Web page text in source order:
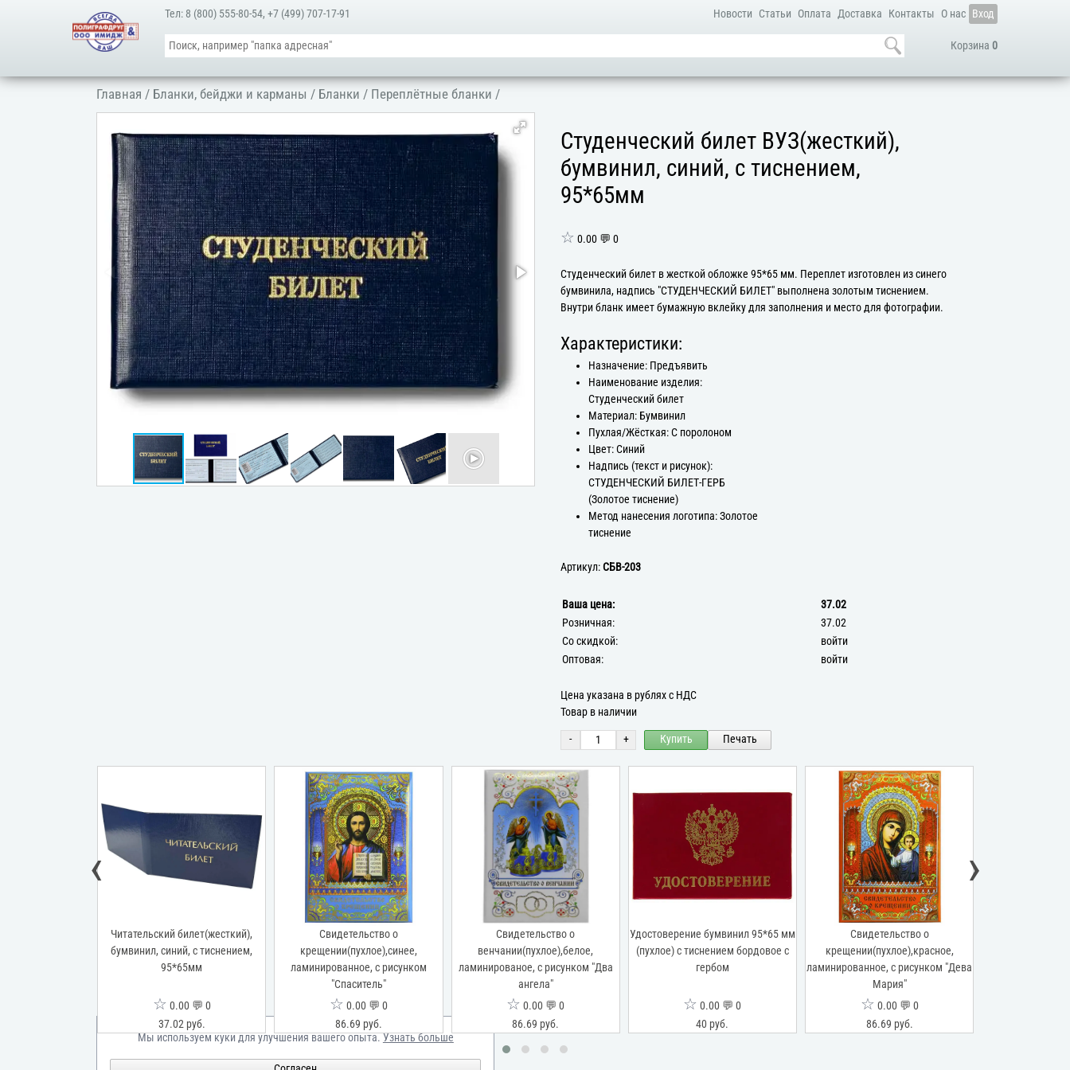
Новости Статьи Оплата Доставка Контакты О нас Вход
Корзина 0
Тел: 8 (800) 555-80-54,+7 (499) 707-17-91
Главная / Бланки, бейджи и карманы / Бланки / Переплётные бланки /
Студенческий билет ВУЗ(жесткий),
бумвинил, синий, с тиснением,
95*65мм
☆ 0.00 💬 0
Студенческий билет в жесткой обложке 95*65 мм. Переплет изготовлен из синего
бумвинила, надпись "СТУДЕНЧЕСКИЙ БИЛЕТ" выполнена золотым тиснением.
Внутри бланк имеет бумажную вклейку для заполнения и место для фотографии.
Характеристики:
Назначение: Предъявить
Наименование изделия:
Студенческий билет
Материал: Бумвинил
Пухлая/Жёсткая: С поролоном
Цвет: Синий
Надпись (текст и рисунок):
СТУДЕНЧЕСКИЙ БИЛЕТ-ГЕРБ
(Золотое тиснение)
Метод нанесения логотипа: Золотое
тиснение
Артикул:СБВ-203
Ваша цена:
37.02
Розничная:
37.02
Со скидкой:
войти
Оптовая:
войти
Цена указана в рублях с НДС
Товар в наличии
- + Купить Печать
Читательский билет(жесткий),
бумвинил, синий, с тиснением,
95*65мм
☆ 0.00 💬 0
37.02 руб.
Свидетельство о
крещении(пухлое),синее,
ламинированное, с рисунком
"Спаситель"
☆ 0.00 💬 0
86.69 руб.
Свидетельство о
венчании(пухлое),белое,
ламинированое, с рисунком "Два
ангела"
☆ 0.00 💬 0
86.69 руб.
Удостоверение бумвинил 95*65 мм
(пухлое) с тиснением бордовое с
гербом
☆ 0.00 💬 0
40 руб.
Свидетельство о
крещении(пухлое),красное,
ламинированное, с рисунком "Дева
Мария"
☆ 0.00 💬 0
86.69 руб.
‹ ›
Мы используем куки для улучшения вашего опыта.Узнать больше